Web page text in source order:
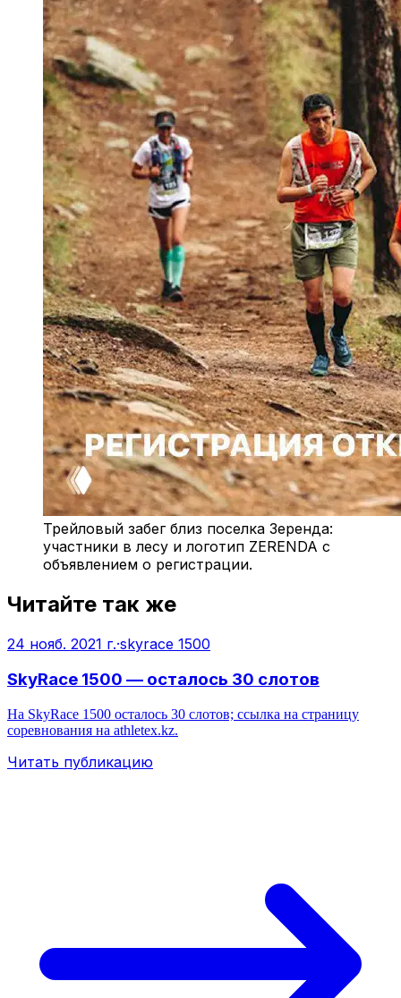
Трейловый забег близ поселка Зеренда:
участники в лесу и логотип ZERENDA с
объявлением о регистрации.
Читайте так же
24 нояб. 2021 г.·skyrace 1500
SkyRace 1500 — осталось 30 слотов
На SkyRace 1500 осталось 30 слотов; ссылка на страницу
соревнования на athletex.kz.
Читать публикацию